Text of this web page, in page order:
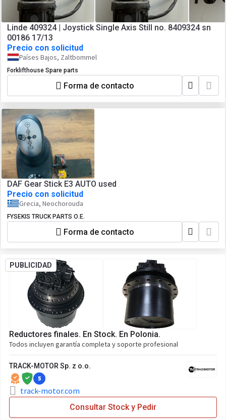
Linde 409324 | Joystick Single Axis Still no. 8409324 sn
00186 17/13
Precio con solicitud
Países Bajos, Zaltbommel
Forklifthouse Spare parts
Forma de contacto
DAF Gear Stick E3 AUTO used
Precio con solicitud
Grecia, Neochorouda
FYSEKIS TRUCK PARTS Ο.Ε.
Forma de contacto
PUBLICIDAD
Reductores finales. En Stock. En Polonia.
Todos incluyen garantía completa y soporte profesional
TRACK-MOTOR Sp. z o.o.
5
track-motor.com
Consultar Stock y Pedir